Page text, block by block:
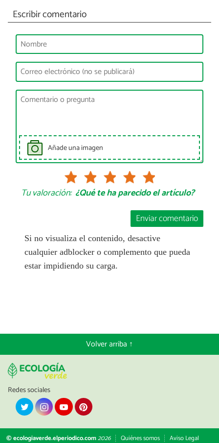
Escribir comentario
Añade una imagen
Tu valoración: ¿Qué te ha parecido el artículo?
Enviar comentario
Si no visualiza el contenido, desactive
cualquier adblocker o complemento que pueda
estar impidiendo su carga.
Volver arriba ↑
Redes sociales
© ecologiaverde.elperiodico.com2026 Quiénes somos Aviso Legal